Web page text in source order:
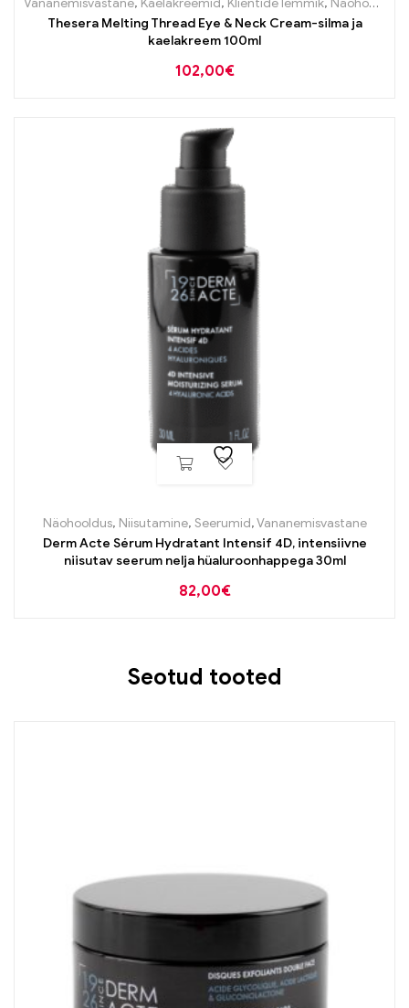
Vananemisvastane, Kaelakreemid, Klientide lemmik, Näohooldus
Thesera Melting Thread Eye & Neck Cream-silma ja
kaelakreem 100ml
102,00€
Näohooldus, Niisutamine, Seerumid,Vananemisvastane
Derm Acte Sérum Hydratant Intensif 4D, intensiivne
niisutav seerum nelja hüaluroonhappega 30ml
82,00€
Seotud tooted